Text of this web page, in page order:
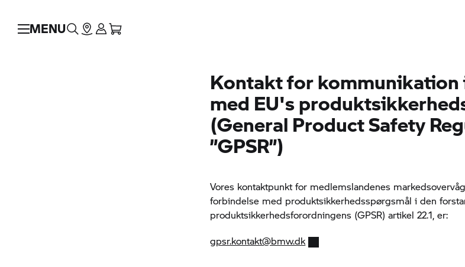
MENU
Kontakt for
med EU's
(General Product Safety
”GPSR”)
Vores kontaktpunkt for medlemslandenes
forbindelse med produktsikkerhedsspørgsmål i den
produktsikkerhedsforordningens (GPSR) artikel 22.1, er:
gpsr.kontakt@bmw.dk